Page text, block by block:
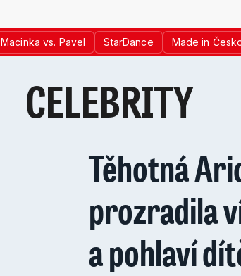
Macinka vs. Pavel StarDance Made in
CELEBRITY
Těhotná
prozradila
a pohlaví